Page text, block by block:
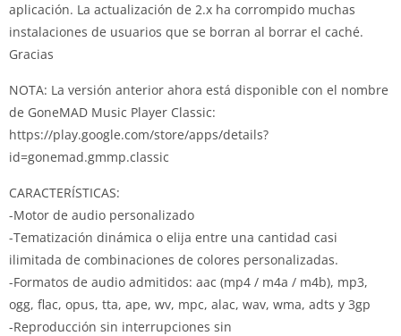
aplicación. La actualización de 2.x ha corrompido muchas
instalaciones de usuarios que se borran al borrar el caché.
Gracias
NOTA: La versión anterior ahora está disponible con el nombre
de GoneMAD Music Player Classic:
https://play.google.com/store/apps/details?
id=gonemad.gmmp.classic
CARACTERÍSTICAS:
-Motor de audio personalizado
-Tematización dinámica o elija entre una cantidad casi
ilimitada de combinaciones de colores personalizadas.
-Formatos de audio admitidos: aac (mp4 / m4a / m4b), mp3,
ogg, flac, opus, tta, ape, wv, mpc, alac, wav, wma, adts y 3gp
-Reproducción sin interrupciones sin